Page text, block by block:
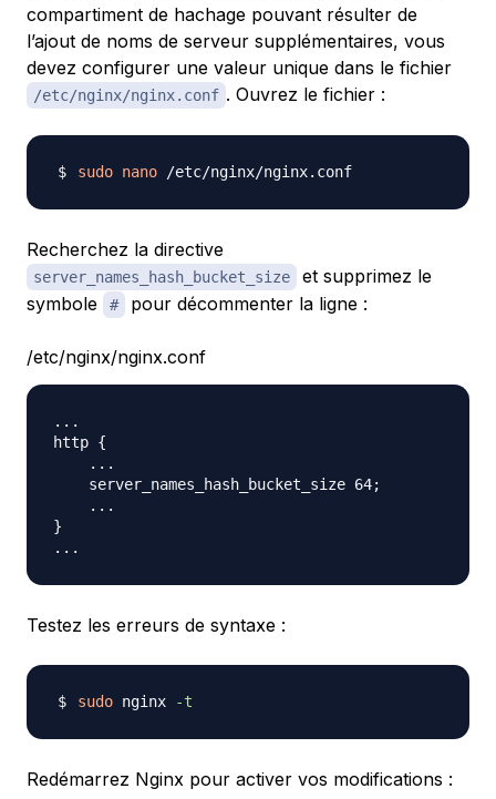
compartiment de hachage pouvant résulter de
l’ajout de noms de serveur supplémentaires, vous
devez configurer une valeur unique dans le fichier
/etc/nginx/nginx.conf . Ouvrez le fichier :
sudo nano
Recherchez la directive
server_names_hash_bucket_size
et supprimez le
symbole
# pour décommenter la ligne :
/etc/nginx/nginx.conf
...
http {
    ...
    server_names_hash_bucket_size 64;
    ...
}
Testez les erreurs de syntaxe :
sudo nginx -t
Redémarrez Nginx pour activer vos modifications :